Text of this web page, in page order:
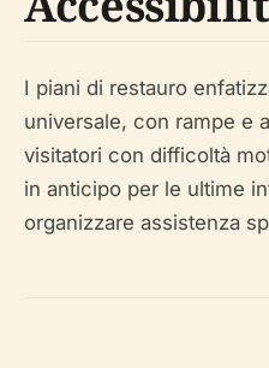
I piani di restauro
universale, con rampe e
visitatori con difficoltà
in anticipo per le ultime
organizzare assistenza